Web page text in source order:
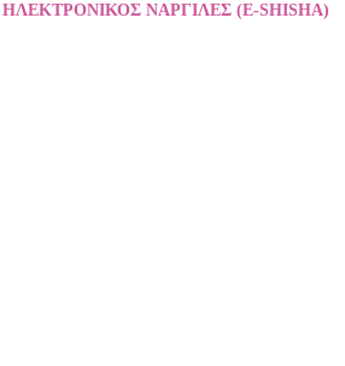
ΗΛΕΚΤΡΟΝΙΚΌΣ ΝΑΡΓΙΛΈΣ (E-SHISHA)